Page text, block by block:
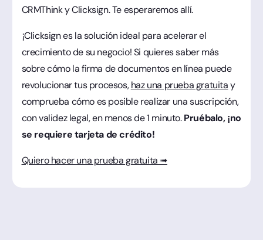
CRMThink y Clicksign. Te esperaremos allí.
¡Clicksign es la solución ideal para acelerar el
crecimiento de su negocio! Si quieres saber más
sobre cómo la firma de documentos en línea puede
revolucionar tus procesos,haz una prueba gratuitay
comprueba cómo es posible realizar una suscripción,
con validez legal, en menos de 1 minuto.Pruébalo, ¡no
se requiere tarjeta de crédito!
Quiero hacer una prueba gratuita ➟